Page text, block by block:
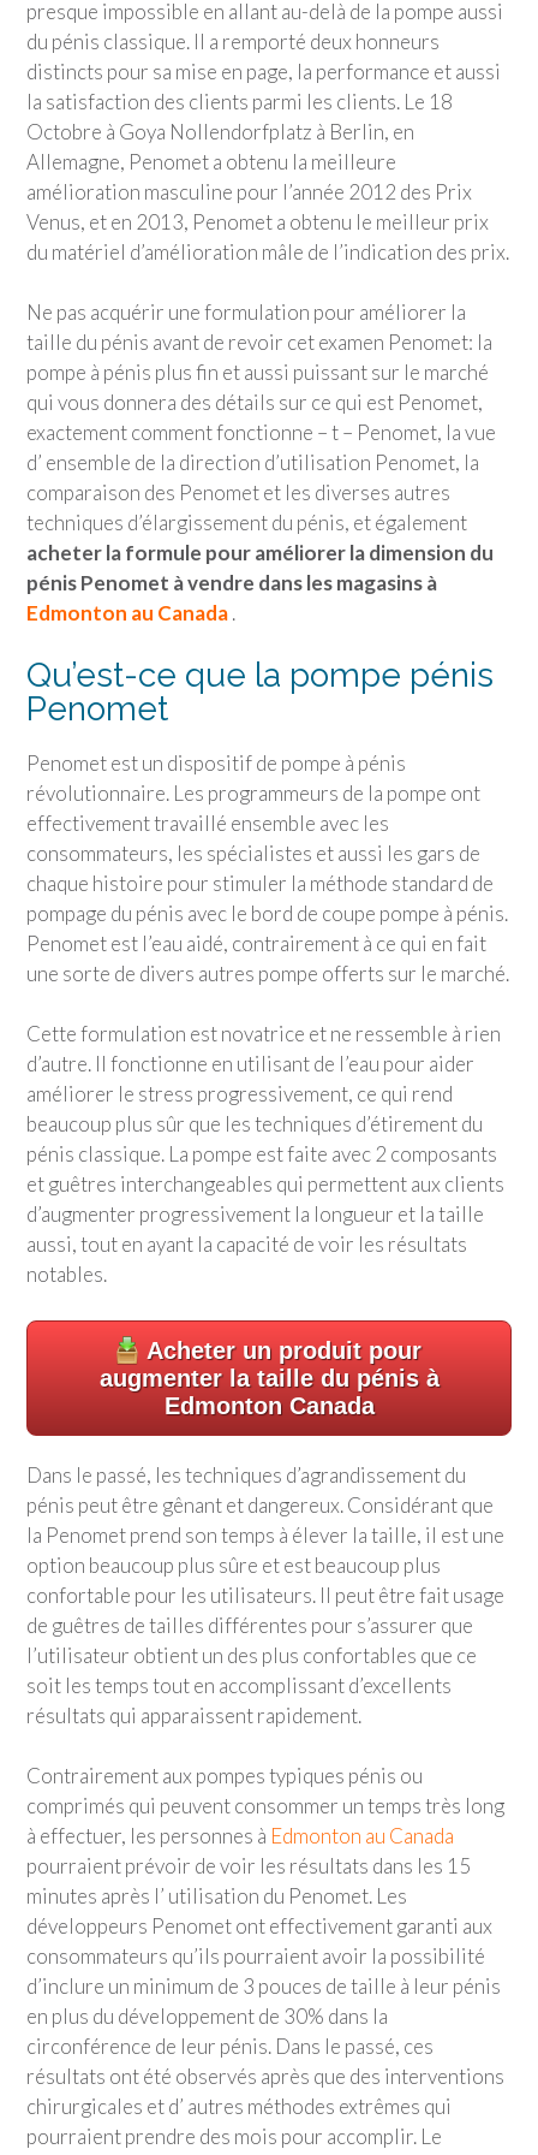
presque impossible en allant au-delà de la pompe aussi
du pénis classique. Il a remporté deux honneurs
distincts pour sa mise en page, la performance et aussi
la satisfaction des clients parmi les clients. Le 18
Octobre à Goya Nollendorfplatz à Berlin, en
Allemagne, Penomet a obtenu la meilleure
amélioration masculine pour l’année 2012 des Prix
Venus, et en 2013, Penomet a obtenu le meilleur prix
du matériel d’amélioration mâle de l’indication des prix.
Ne pas acquérir une formulation pour améliorer la
taille du pénis avant de revoir cet examen Penomet: la
pompe à pénis plus fin et aussi puissant sur le marché
qui vous donnera des détails sur ce qui est Penomet,
exactement comment fonctionne – t – Penomet, la vue
d’ ensemble de la direction d’utilisation Penomet, la
comparaison des Penomet et les diverses autres
techniques d’élargissement du pénis, et également
acheter la formule pour améliorer la dimension du
pénis Penomet à vendre dans les magasins à
Edmonton au Canada.
Qu’est-ce que la pompe pénis
Penomet
Penomet est un dispositif de pompe à pénis
révolutionnaire. Les programmeurs de la pompe ont
effectivement travaillé ensemble avec les
consommateurs, les spécialistes et aussi les gars de
chaque histoire pour stimuler la méthode standard de
pompage du pénis avec le bord de coupe pompe à pénis.
Penomet est l’eau aidé, contrairement à ce qui en fait
une sorte de divers autres pompe offerts sur le marché.
Cette formulation est novatrice et ne ressemble à rien
d’autre. Il fonctionne en utilisant de l’eau pour aider
améliorer le stress progressivement, ce qui rend
beaucoup plus sûr que les techniques d’étirement du
pénis classique. La pompe est faite avec 2 composants
et guêtres interchangeables qui permettent aux clients
d’augmenter progressivement la longueur et la taille
aussi, tout en ayant la capacité de voir les résultats
notables.
Acheter un produit pour
augmenter la taille du pénis à
Edmonton Canada
Dans le passé, les techniques d’agrandissement du
pénis peut être gênant et dangereux. Considérant que
la Penomet prend son temps à élever la taille, il est une
option beaucoup plus sûre et est beaucoup plus
confortable pour les utilisateurs. Il peut être fait usage
de guêtres de tailles différentes pour s’assurer que
l’utilisateur obtient un des plus confortables que ce
soit les temps tout en accomplissant d’excellents
résultats qui apparaissent rapidement.
Contrairement aux pompes typiques pénis ou
comprimés qui peuvent consommer un temps très long
à effectuer, les personnes à Edmonton au Canada
pourraient prévoir de voir les résultats dans les 15
minutes après l’ utilisation du Penomet. Les
développeurs Penomet ont effectivement garanti aux
consommateurs qu’ils pourraient avoir la possibilité
d’inclure un minimum de 3 pouces de taille à leur pénis
en plus du développement de 30% dans la
circonférence de leur pénis. Dans le passé, ces
résultats ont été observés après que des interventions
chirurgicales et d’ autres méthodes extrêmes qui
pourraient prendre des mois pour accomplir. Le